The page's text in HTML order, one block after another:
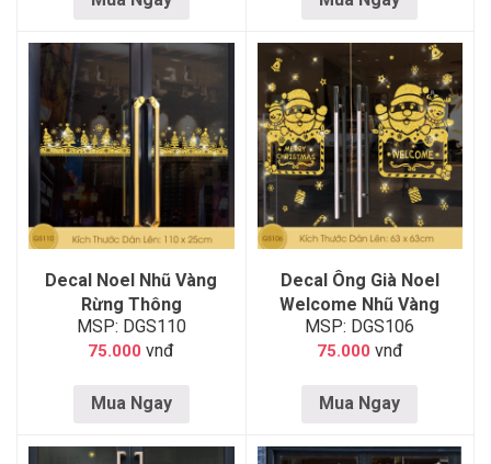
Decal Noel Nhũ Vàng
Rừng Thông
MSP: DGS110
75.000 vnđ
Mua Ngay
Decal Ông Già Noel
Welcome Nhũ Vàng
MSP: DGS106
75.000 vnđ
Mua Ngay